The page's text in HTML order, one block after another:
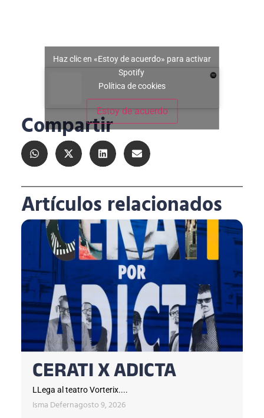
Haz clic en «Estoy de acuerdo» para activar
Spotify
Política de cookies
Estoy de acuerdo
Compartir
Artículos relacionados
CERATI X ADICTA
LLega al teatro Vorterix....
Isma Defernagosto 9, 2026